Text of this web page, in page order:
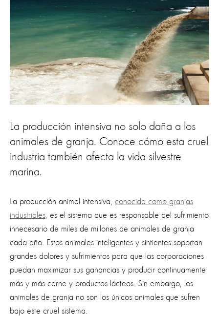
La producción intensiva no solo daña a los
animales de granja. Conoce cómo esta cruel
industria también afecta la vida silvestre
marina.
La producción animal intensiva, conocida como granjas
industriales , es el sistema que es responsable del sufrimiento
innecesario de miles de millones de animales de granja
cada año. Estos animales inteligentes y sintientes soportan
grandes dolores y sufrimientos para que las corporaciones
puedan maximizar sus ganancias y producir continuamente
más y más carne y productos lácteos. Sin embargo, los
animales de granja no son los únicos animales que sufren
bajo este cruel sistema.